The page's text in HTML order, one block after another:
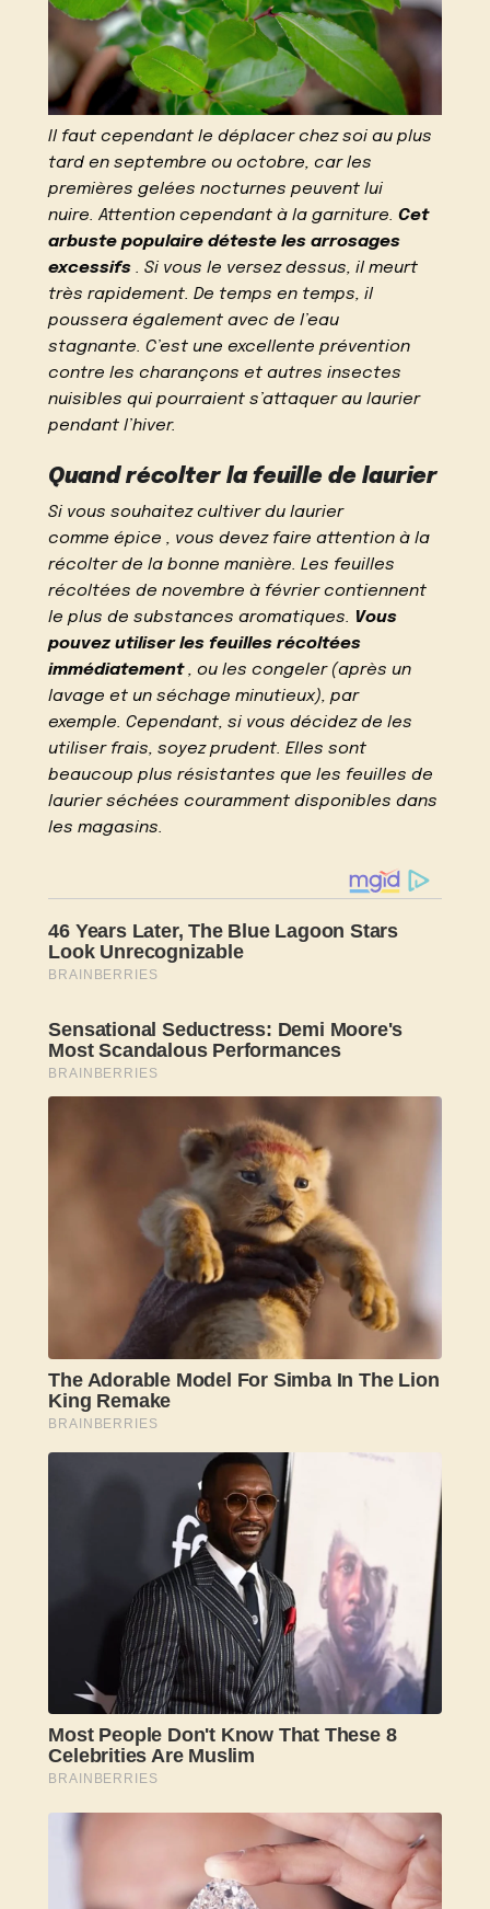
Il faut cependant le déplacer chez soi au plus
tard en septembre ou octobre, car les
premières gelées nocturnes peuvent lui
nuire. Attention cependant à la garniture.Cet
arbuste populaire déteste les arrosages
excessifs . Si vous le versez dessus, il meurt
très rapidement. De temps en temps, il
poussera également avec de l’eau
stagnante. C’est une excellente prévention
contre les charançons et autres insectes
nuisibles qui pourraient s’attaquer au laurier
pendant l’hiver.
Quand récolter la feuille de laurier
Si vous souhaitez cultiver du laurier
comme épice , vous devez faire attention à la
récolter de la bonne manière. Les feuilles
récoltées de novembre à février contiennent
le plus de substances aromatiques. Vous
pouvez utiliser les feuilles récoltées
immédiatement, ou les congeler (après un
lavage et un séchage minutieux), par
exemple. Cependant, si vous décidez de les
utiliser frais, soyez prudent. Elles sont
beaucoup plus résistantes que les feuilles de
laurier séchées couramment disponibles dans
les magasins.